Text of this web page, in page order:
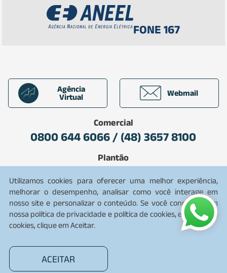
ACEITAR
Utilizamos cookies para oferecer uma melhor experiência,
melhorar o desempenho, analisar como você interage em
nosso site e personalizar o conteúdo. Se você concorda com
nossa política de privacidade e política de cookies, e política de
cookies, clique em Aceitar.
FONE 167
Agência
Virtual
Webmail
Comercial
0800 644 6066 / (48) 3657 8100
Plantão
2026 CEGERO. Todos os direitos reservados
Desenvolvido por